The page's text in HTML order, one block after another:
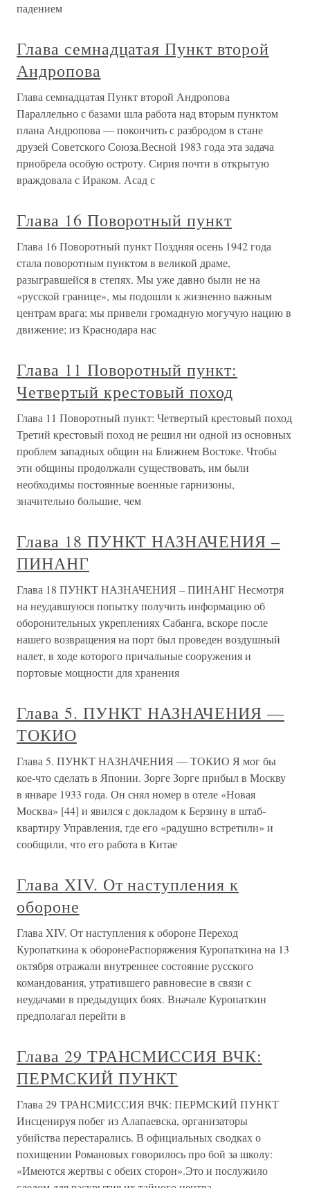
падением
Глава семнадцатая Пункт второй
Андропова
Глава семнадцатая Пункт второй Андропова
Параллельно с базами шла работа над вторым пунктом
плана Андропова — покончить с разбродом в стане
друзей Советского Союза.Весной 1983 года эта задача
приобрела особую остроту. Сирия почти в открытую
враждовала с Ираком. Асад с
Глава 16 Поворотный пункт
Глава 16 Поворотный пункт Поздняя осень 1942 года
стала поворотным пунктом в великой драме,
разыгравшейся в степях. Мы уже давно были не на
«русской границе», мы подошли к жизненно важным
центрам врага; мы привели громадную могучую нацию в
движение; из Краснодара нас
Глава 11 Поворотный пункт:
Четвертый крестовый поход
Глава 11 Поворотный пункт: Четвертый крестовый поход
Третий крестовый поход не решил ни одной из основных
проблем западных общин на Ближнем Востоке. Чтобы
эти общины продолжали существовать, им были
необходимы постоянные военные гарнизоны,
значительно большие, чем
Глава 18 ПУНКТ НАЗНАЧЕНИЯ –
ПИНАНГ
Глава 18 ПУНКТ НАЗНАЧЕНИЯ – ПИНАНГ Несмотря
на неудавшуюся попытку получить информацию об
оборонительных укреплениях Сабанга, вскоре после
нашего возвращения на порт был проведен воздушный
налет, в ходе которого причальные сооружения и
портовые мощности для хранения
Глава 5. ПУНКТ НАЗНАЧЕНИЯ —
ТОКИО
Глава 5. ПУНКТ НАЗНАЧЕНИЯ — ТОКИО Я мог бы
кое-что сделать в Японии. Зорге Зорге прибыл в Москву
в январе 1933 года. Он снял номер в отеле «Новая
Москва» [44] и явился с докладом к Берзину в штаб-
квартиру Управления, где его «радушно встретили» и
сообщили, что его работа в Китае
Глава XIV. От наступления к
обороне
Глава XIV. От наступления к обороне Переход
Куропаткина к оборонеРаспоряжения Куропаткина на 13
октября отражали внутреннее состояние русского
командования, утратившего равновесие в связи с
неудачами в предыдущих боях. Вначале Куропаткин
предполагал перейти в
Глава 29 ТРАНСМИССИЯ ВЧК:
ПЕРМСКИЙ ПУНКТ
Глава 29 ТРАНСМИССИЯ ВЧК: ПЕРМСКИЙ ПУНКТ
Инсценируя побег из Алапаевска, организаторы
убийства перестарались. В официальных сводках о
похищении Романовых говорилось про бой за школу:
«Имеются жертвы с обеих сторон».Это и послужило